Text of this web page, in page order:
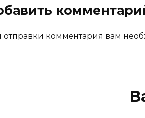
отправки комментария вам